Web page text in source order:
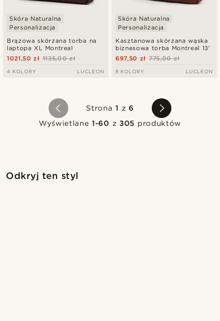
Brązowa skórzana torba na
laptopa XL Montreal
Skóra Naturalna
Personalizacja
1135,00 zł
1021,50 zł
4 KOLORY LUCLEON
Kasztanowa skórzana wąska
biznesowa torba Montreal 13'
Skóra Naturalna
Personalizacja
775,00 zł
697,50 zł
8 KOLORY LUCLEON
Strona1 z6
Wyświetlane1-60 z305 produktów
Odkryj ten styl